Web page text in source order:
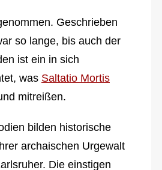
Geschrieben
so lange, bis auch der
ist ein in sich
was Saltatio Mortis
mitreißen.
bilden historische
archaischen Urgewalt
Die einstigen